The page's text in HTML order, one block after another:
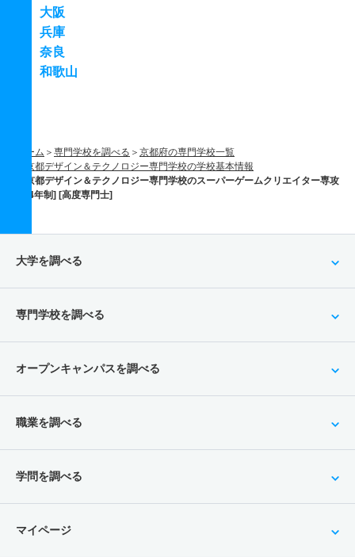
大阪
兵庫
奈良
和歌山
ホーム 専門学校を調べる
京都府の専門学校一覧
京都デザイン＆テクノロジー専門学校の学校基本情報
京都デザイン＆テクノロジー専門学校のスーパーゲームクリエイター専攻
[4年制] [高度専門士]
大学を調べる
専門学校を調べる
オープンキャンパスを調べる
職業を調べる
学問を調べる
マイページ